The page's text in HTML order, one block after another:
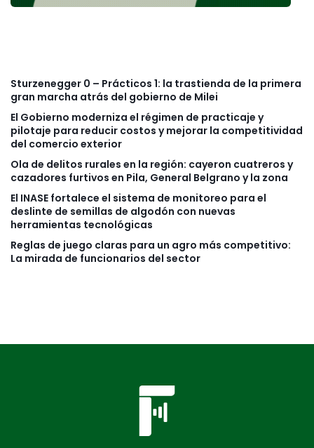
Sturzenegger 0 – Prácticos 1: la trastienda de la primera
gran marcha atrás del gobierno de Milei
El Gobierno moderniza el régimen de practicaje y
pilotaje para reducir costos y mejorar la competitividad
del comercio exterior
Ola de delitos rurales en la región: cayeron cuatreros y
cazadores furtivos en Pila, General Belgrano y la zona
El INASE fortalece el sistema de monitoreo para el
deslinte de semillas de algodón con nuevas
herramientas tecnológicas
Reglas de juego claras para un agro más competitivo:
La mirada de funcionarios del sector